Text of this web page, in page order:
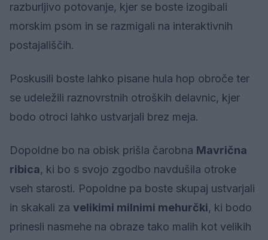
razburljivo potovanje, kjer se boste izogibali
morskim psom in se razmigali na interaktivnih
postajališčih.
Poskusili boste lahko pisane hula hop obroče ter
se udeležili raznovrstnih otroških delavnic, kjer
bodo otroci lahko ustvarjali brez meja.
Dopoldne bo na obisk prišla čarobna Mavrična
ribica, ki bo s svojo zgodbo navdušila otroke
vseh starosti. Popoldne pa boste skupaj ustvarjali
in skakali za velikimi milnimi mehurčki, ki bodo
prinesli nasmehe na obraze tako malih kot velikih